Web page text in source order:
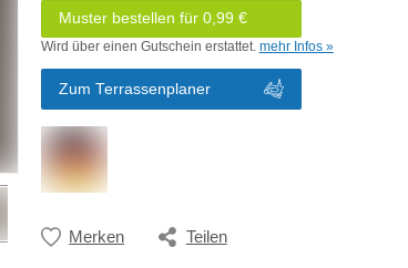
Muster bestellen für 0,99 €
Wird über einen Gutschein erstattet. mehr Infos »
Zum Terrassenplaner
Merken Teilen